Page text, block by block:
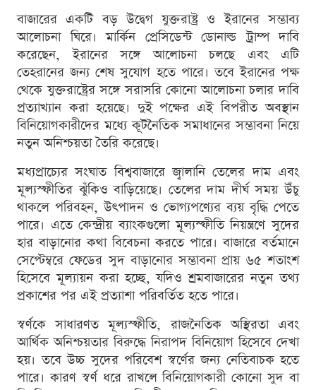
বাজারের একটি বড় উদ্বেগ যুক্তরাষ্ট্র ও ইরানের সম্ভাব্য
আলোচনা ঘিরে। মার্কিন প্রেসিডেন্ট ডোনাল্ড ট্রাম্প দাবি
করেছেন, ইরানের সঙ্গে আলোচনা চলছে এবং এটি
তেহরানের জন্য শেষ সুযোগ হতে পারে। তবে ইরানের পক্ষ
থেকে যুক্তরাষ্ট্রের সঙ্গে সরাসরি কোনো আলোচনা চলার দাবি
প্রত্যাখ্যান করা হয়েছে। দুই পক্ষের এই বিপরীত অবস্থান
বিনিয়োগকারীদের মধ্যে কূটনৈতিক সমাধানের সম্ভাবনা নিয়ে
নতুন অনিশ্চয়তা তৈরি করেছে।
মধ্যপ্রাচ্যের সংঘাত বিশ্ববাজারে জ্বালানি তেলের দাম এবং
মূল্যস্ফীতির ঝুঁকিও বাড়িয়েছে। তেলের দাম দীর্ঘ সময় উঁচু
থাকলে পরিবহন, উৎপাদন ও ভোগ্যপণ্যের ব্যয় বৃদ্ধি পেতে
পারে। এতে কেন্দ্রীয় ব্যাংকগুলো মূল্যস্ফীতি নিয়ন্ত্রণে সুদের
হার বাড়ানোর কথা বিবেচনা করতে পারে। বাজারে বর্তমানে
সেপ্টেম্বরে ফেডের সুদ বাড়ানোর সম্ভাবনা প্রায় ৬৫ শতাংশ
হিসেবে মূল্যায়ন করা হচ্ছে, যদিও শ্রমবাজারের নতুন তথ্য
প্রকাশের পর এই প্রত্যাশা পরিবর্তিত হতে পারে।
স্বর্ণকে সাধারণত মূল্যস্ফীতি, রাজনৈতিক অস্থিরতা এবং
আর্থিক অনিশ্চয়তার বিরুদ্ধে নিরাপদ বিনিয়োগ হিসেবে দেখা
হয়। তবে উচ্চ সুদের পরিবেশ স্বর্ণের জন্য নেতিবাচক হতে
পারে। কারণ স্বর্ণ ধরে রাখলে বিনিয়োগকারী কোনো সুদ বা